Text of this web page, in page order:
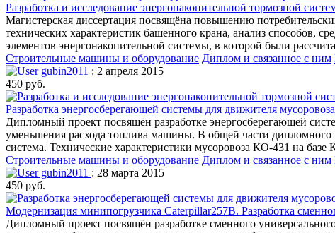
Разработка и исследование энергонакопительной тормозной
Магистерская диссертация посвящёна повышению
технических характеристик башенного крана, анализ способов,
элементов энергонакопительной системы, в которой были
Строительные машины и оборудование Диплом и связанное с ним
gubin2011 : 2 апреля 2015
450 руб.
Разработка энергосберегающей системы для движителя
Дипломный проект посвящён разработке энергосберегающей
уменьшения расхода топлива машины. В общей части дипломного
система. Технические характеристики мусоровоза КО-431 на
Строительные машины и оборудование Диплом и связанное с ним
gubin2011 : 28 марта 2015
450 руб.
Модернизация минипогрузчика Caterpillar257В. Разработка
Дипломный проект посвящён разработке сменного